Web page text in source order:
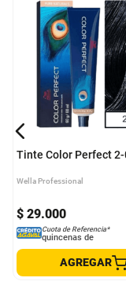
Tinte Color Perfect
Wella Professional
$ 29.000
Cuota de Referencia*
quincenas de
AGREGAR